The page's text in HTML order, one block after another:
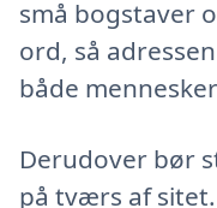
små bogstaver
ord, så
både
Derudover bør
på tværs af